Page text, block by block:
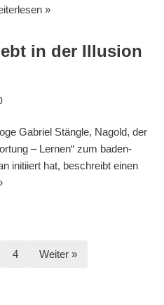
»
in der Illusion
Gabriel Stängle, Nagold, der
– Lernen“ zum baden-
initiiert hat, beschreibt einen
4 Weiter »